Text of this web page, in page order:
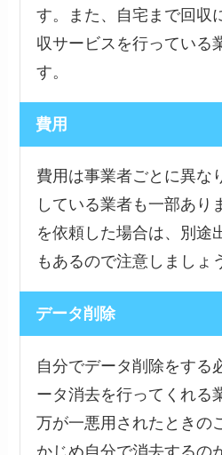
す。また、自宅まで回収
収サービスを行っている
す。
費用
費用は事業者ごとに異な
している業者も一部あり
を依頼した場合は、別途
もあるので注意しましょ
データ削除
自分でデータ削除をする
ータ消去を行ってくれる
万が一悪用されたときの